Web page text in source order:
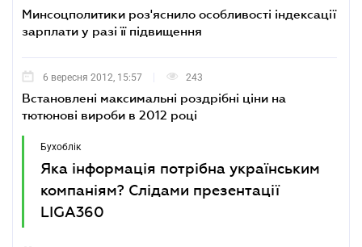
Минсоцполитики роз'яснило особливості індексації
зарплати у разі її підвищення
6 вересня 2012, 15:57 243
Встановлені максимальні роздрібні ціни на
тютюнові вироби в 2012 році
Бухоблік
Яка інформація потрібна українським
компаніям? Слідами презентації
LIGA360